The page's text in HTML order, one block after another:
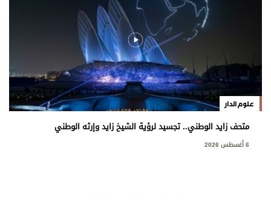
علوم الدار
متحف زايد الوطني.. تجسيد لرؤية الشيخ زايد وإرثه الوطني
6 أغسطس 2026